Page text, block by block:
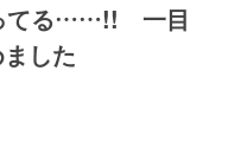
ってる……!! 一目
した